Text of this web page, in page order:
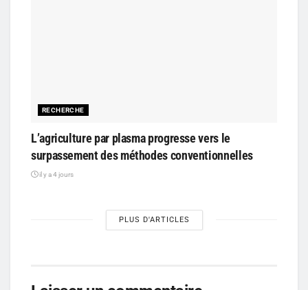
RECHERCHE
L’agriculture par plasma progresse vers le
surpassement des méthodes conventionnelles
il y a 4 jours
PLUS D'ARTICLES